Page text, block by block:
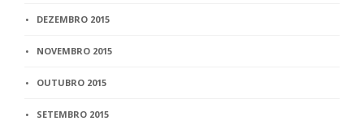
DEZEMBRO 2015
NOVEMBRO 2015
OUTUBRO 2015
SETEMBRO 2015